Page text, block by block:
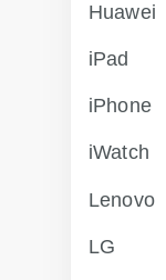
Huawei
iPad
iPhone
iWatch
Lenovo
LG